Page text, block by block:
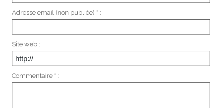
Adresse email (non publiée) * :
Site web :
Commentaire * :